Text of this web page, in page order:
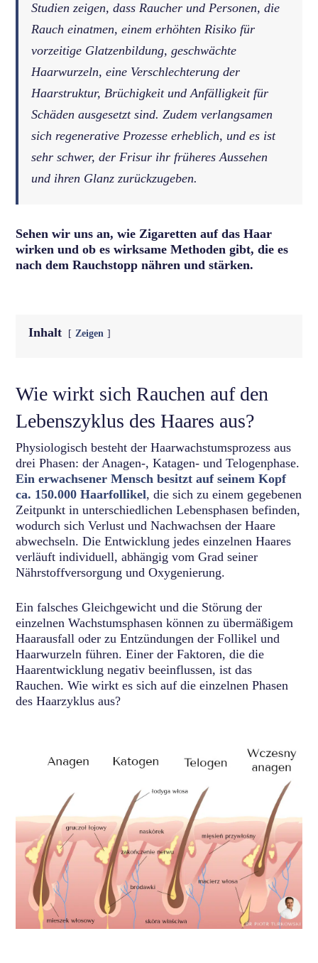
Studien zeigen, dass Raucher und Personen, die
Rauch einatmen, einem erhöhten Risiko für
vorzeitige Glatzenbildung, geschwächte
Haarwurzeln, eine Verschlechterung der
Haarstruktur, Brüchigkeit und Anfälligkeit für
Schäden ausgesetzt sind. Zudem verlangsamen
sich regenerative Prozesse erheblich, und es ist
sehr schwer, der Frisur ihr früheres Aussehen
und ihren Glanz zurückzugeben.
Sehen wir uns an, wie Zigaretten auf das Haar
wirken und ob es wirksame Methoden gibt, die es
nach dem Rauchstopp nähren und stärken.
Inhalt Zeigen
Wie wirkt sich Rauchen auf den
Lebenszyklus des Haares aus?
Physiologisch besteht der Haarwachstumsprozess aus
drei Phasen: der Anagen-, Katagen- und Telogenphase.
Ein erwachsener Mensch besitzt auf seinem Kopf
ca. 150.000 Haarfollikel, die sich zu einem gegebenen
Zeitpunkt in unterschiedlichen Lebensphasen befinden,
wodurch sich Verlust und Nachwachsen der Haare
abwechseln. Die Entwicklung jedes einzelnen Haares
verläuft individuell, abhängig vom Grad seiner
Nährstoffversorgung und Oxygenierung.
Ein falsches Gleichgewicht und die Störung der
einzelnen Wachstumsphasen können zu übermäßigem
Haarausfall oder zu Entzündungen der Follikel und
Haarwurzeln führen. Einer der Faktoren, die die
Haarentwicklung negativ beeinflussen, ist das
Rauchen. Wie wirkt es sich auf die einzelnen Phasen
des Haarzyklus aus?